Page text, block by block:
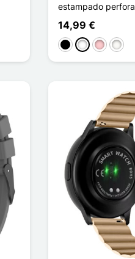
estampado
14,99 €
NegroBlancoRosaBlanc